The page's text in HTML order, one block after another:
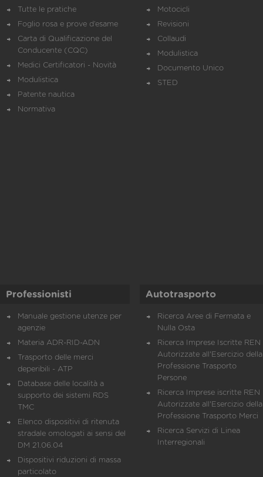
Tutte le pratiche
Foglio rosa e prove d’esame
Carta di Qualificazione del
Conducente (CQC)
Medici Certificatori - Novità
Modulistica
Patente nautica
Normativa
Motocicli
Revisioni
Collaudi
Modulistica
Documento Unico
STED
Professionisti
Manuale gestione utenze per
agenzie
Materia ADR-RID-ADN
Trasporto delle merci
deperibili - ATP
Database delle località a
supporto dei sistemi RDS
TMC
Elenco dispositivi di ritenuta
stradale omologati ai sensi del
DM 21.06.04
Dispositivi riduzioni di massa
particolato
Autotrasporto
Ricerca Aree di Fermata e
Nulla Osta
Ricerca Imprese Iscritte REN
Autorizzate all'Esercizio della
Professione Trasporto
Persone
Ricerca Imprese iscritte REN
Autorizzate all'Esercizio della
Professione Trasporto Merci
Ricerca Servizi di Linea
Interregionali